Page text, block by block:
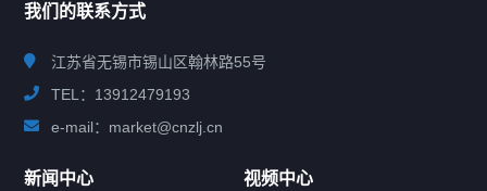
我们的联系方式
江苏省无锡市锡山区翰林路55号
TEL：13912479193
e-mail：market@cnzlj.cn
新闻中心 视频中心